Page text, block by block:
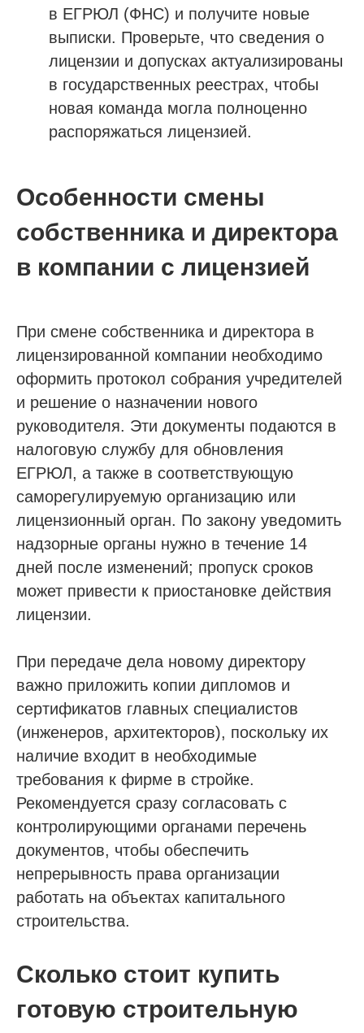
в ЕГРЮЛ (ФНС) и получите новые
выписки. Проверьте, что сведения о
лицензии и допусках актуализированы
в государственных реестрах, чтобы
новая команда могла полноценно
распоряжаться лицензией.
Особенности смены
собственника и директора
в компании с лицензией
При смене собственника и директора в
лицензированной компании необходимо
оформить протокол собрания учредителей
и решение о назначении нового
руководителя. Эти документы подаются в
налоговую службу для обновления
ЕГРЮЛ, а также в соответствующую
саморегулируемую организацию или
лицензионный орган. По закону уведомить
надзорные органы нужно в течение 14
дней после изменений; пропуск сроков
может привести к приостановке действия
лицензии.
При передаче дела новому директору
важно приложить копии дипломов и
сертификатов главных специалистов
(инженеров, архитекторов), поскольку их
наличие входит в необходимые
требования к фирме в стройке.
Рекомендуется сразу согласовать с
контролирующими органами перечень
документов, чтобы обеспечить
непрерывность права организации
работать на объектах капитального
строительства.
Сколько стоит купить
готовую строительную
«А», БЦ «Обуховъ-центр», оф. 1109
8-800-350-88-67
9:00 - 18:00 Пн-Пт
Сообщество в Telegram